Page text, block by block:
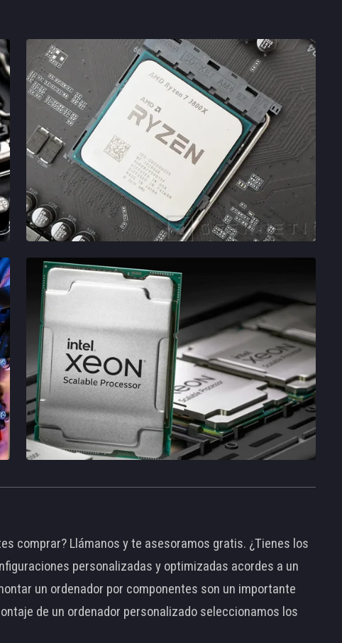
comprar? Llámanos y te asesoramos gratis. ¿Tienes los
personalizadas y optimizadas acordes a un
un ordenador por componentes son un importante
de un ordenador personalizado seleccionamos los